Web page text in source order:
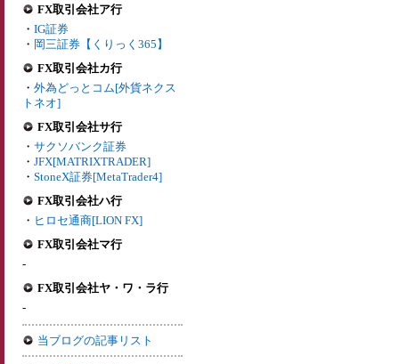
FX取引会社ア行
・ IG証券
・ 岡三証券【くりっく365】
FX取引会社カ行
・ 外為どっとコム[外貨ネクス
トネオ]
FX取引会社サ行
・ サクソバンク証券
・ JFX[MATRIXTRADER]
・ StoneX証券[MetaTrader4]
FX取引会社ハ行
・ ヒロセ通商[LION FX]
FX取引会社マ行
-
FX取引会社ヤ・ワ・ラ行
-
当ブログの記事リスト